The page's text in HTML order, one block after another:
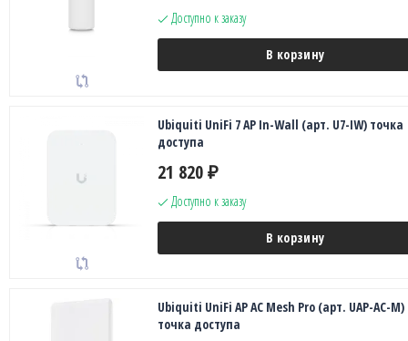
Доступно к заказу
В корзину
Ubiquiti UniFi 7 AP In-Wall (арт. U7-IW) точка
доступа
21 820 ₽
Доступно к заказу
В корзину
Ubiquiti UniFi AP AC Mesh Pro (арт. UAP-AC-M)
точка доступа